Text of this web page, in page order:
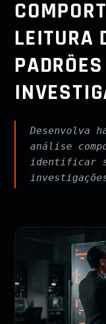
LEITURA
Desenvolva
análise
identificar